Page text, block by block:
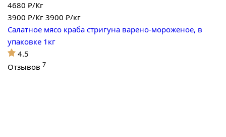
4680 ₽/Кг
3900 ₽/Кг 3900 ₽/кг
Салатное мясо краба стригуна варено-мороженое, в
упаковке 1кг
4.5
Отзывов 7